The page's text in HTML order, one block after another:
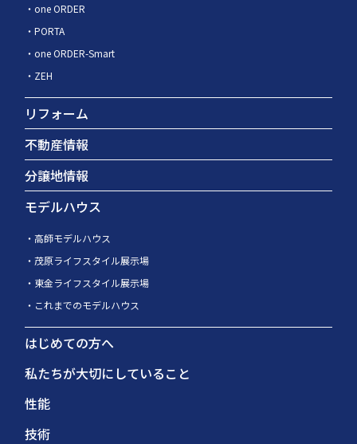
one ORDER
PORTA
one ORDER-Smart
ZEH
リフォーム
不動産情報
分譲地情報
モデルハウス
高師モデルハウス
茂原ライフスタイル展示場
東金ライフスタイル展示場
これまでのモデルハウス
はじめての方へ
私たちが大切にしていること
性能
技術